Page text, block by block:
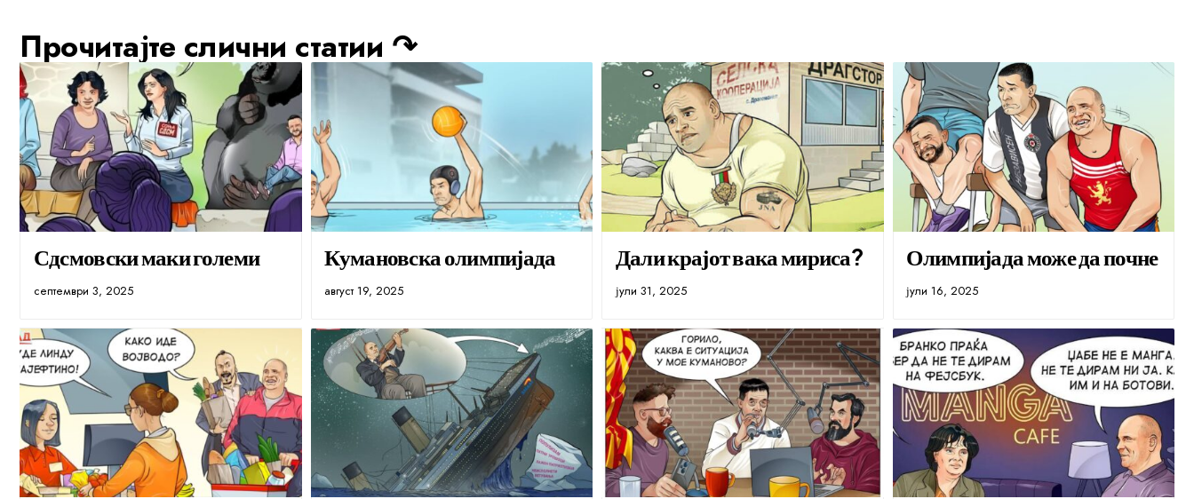
Прочитајте слични статии ↷
Сдсмовски маки големи
септември 3, 2025
Кумановска олимпијада
август 19, 2025
Дали крајот вака мириса?
јули 31, 2025
Олимпијада може да почне
јули 16, 2025